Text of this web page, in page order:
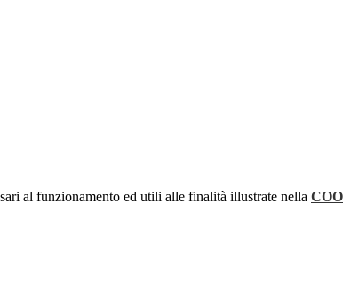
al funzionamento ed utili alle finalità illustrate nella